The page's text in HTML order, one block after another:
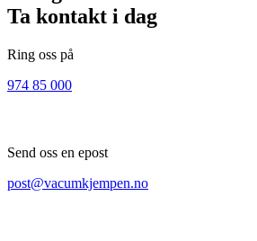
Ta kontakt i dag
Ring oss på
974 85 000
Send oss en epost
post@vacumkjempen.no